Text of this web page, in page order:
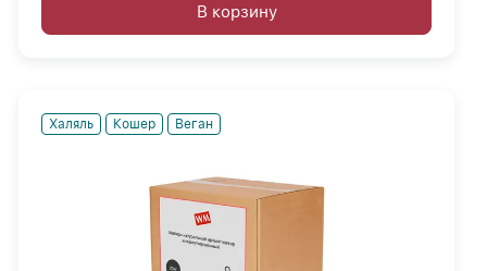
В корзину
Халяль Кошер Веган